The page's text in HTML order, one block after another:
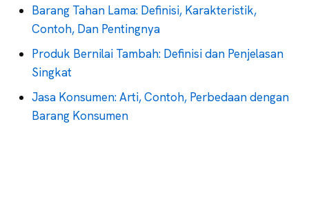
Barang Tahan Lama: Definisi, Karakteristik,
Contoh, Dan Pentingnya
Produk Bernilai Tambah: Definisi dan Penjelasan
Singkat
Jasa Konsumen: Arti, Contoh, Perbedaan dengan
Barang Konsumen